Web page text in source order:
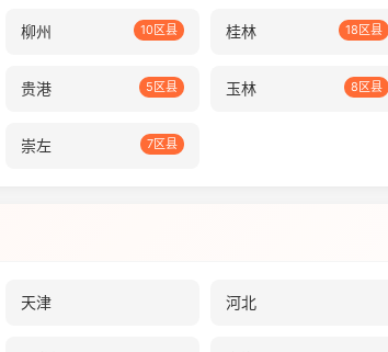
柳州 10区县 桂林 18区县
贵港 5区县 玉林 8区县
崇左 7区县
天津 河北